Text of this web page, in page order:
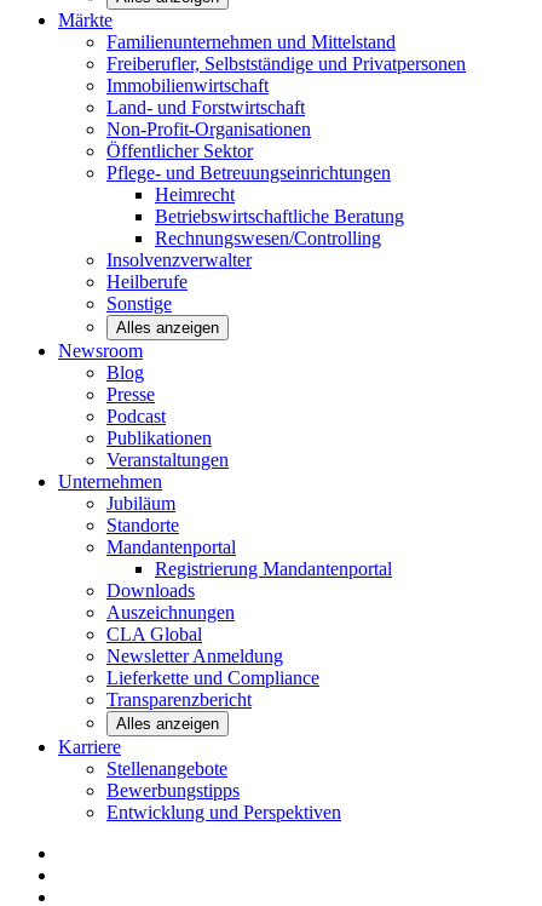
Märkte
Familienunternehmen und Mittelstand
Freiberufler, Selbstständige und Privatpersonen
Immobilienwirtschaft
Land- und Forstwirtschaft
Non-Profit-Organisationen
Öffentlicher Sektor
Pflege- und Betreuungseinrichtungen
Heimrecht
Betriebswirtschaftliche Beratung
Rechnungswesen/Controlling
Insolvenzverwalter
Heilberufe
Sonstige
Alles anzeigen
Newsroom
Blog
Presse
Podcast
Publikationen
Veranstaltungen
Unternehmen
Jubiläum
Standorte
Mandantenportal
Registrierung Mandantenportal
Downloads
Auszeichnungen
CLA Global
NewsletterAnmeldung
Lieferkette und Compliance
Transparenzbericht
Alles anzeigen
Karriere
Stellenangebote
Bewerbungstipps
Entwicklung und Perspektiven